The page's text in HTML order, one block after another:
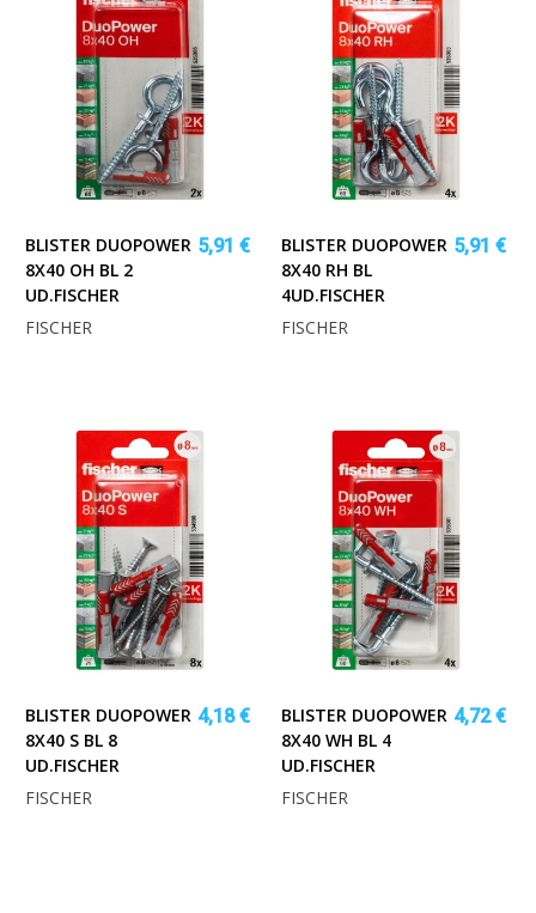
BLISTER DUOPOWER
8X40 OH BL 2
UD.FISCHER
5,91 €
FISCHER
BLISTER DUOPOWER
8X40 RH BL
4UD.FISCHER
5,91 €
FISCHER
BLISTER DUOPOWER
8X40 S BL 8
UD.FISCHER
4,18 €
FISCHER
BLISTER DUOPOWER
8X40 WH BL 4
UD.FISCHER
4,72 €
FISCHER